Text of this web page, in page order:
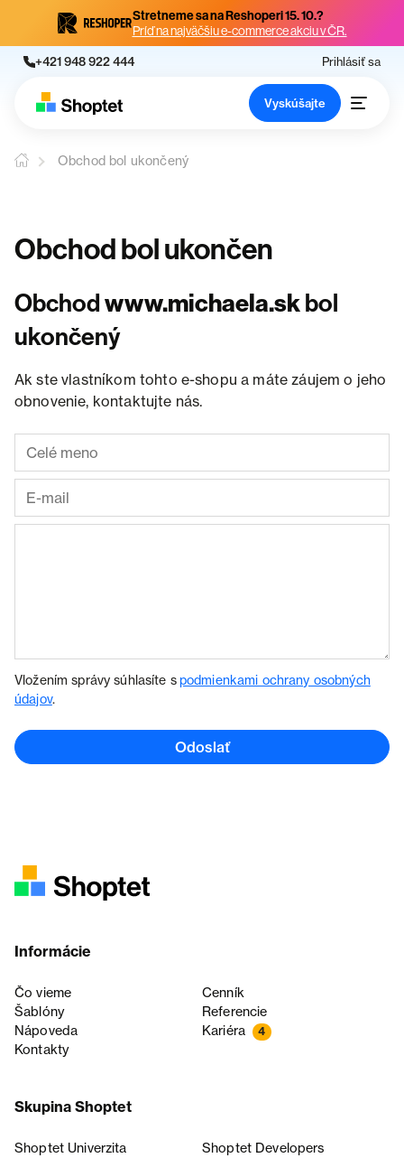
Stretneme sa na Reshoperi 15. 10.?
Príď na najväčšiu e-commerce akciu v ČR.
+421 948 922 444 Prihlásiť sa
Vyskúšajte
Obchod bol ukončený
Obchod bol ukončen
Obchodwww.michaela.skbol
ukončený
Ak ste vlastníkom tohto e-shopu a máte záujem o jeho
obnovenie, kontaktujte nás.
Vložením správy súhlasíte spodmienkami ochrany osobných
údajov.
Odoslať
Informácie
Čo vieme
Cenník
Šablóny
Referencie
Nápoveda
Kariéra 4
Kontakty
Skupina Shoptet
Shoptet Univerzita
Shoptet Developers